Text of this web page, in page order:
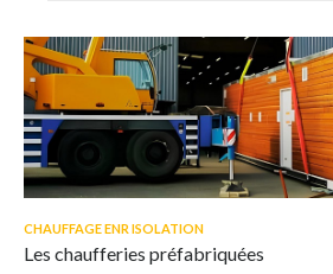
CHAUFFAGE ENR ISOLATION
Les chaufferies préfabriquées